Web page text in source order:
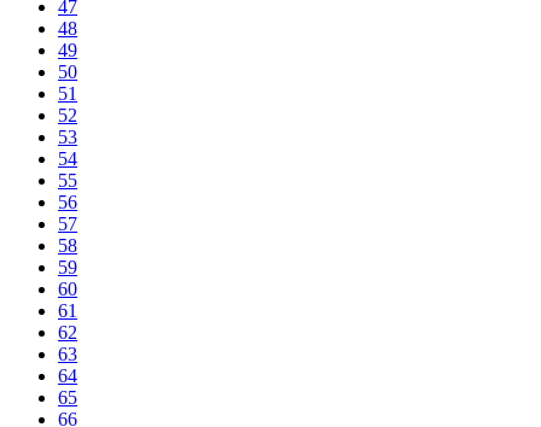
47
48
49
50
51
52
53
54
55
56
57
58
59
60
61
62
63
64
65
66